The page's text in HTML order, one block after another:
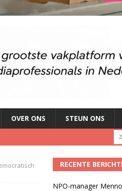
OVER ONS STEUN ONS
RECENTE
NPO-manager